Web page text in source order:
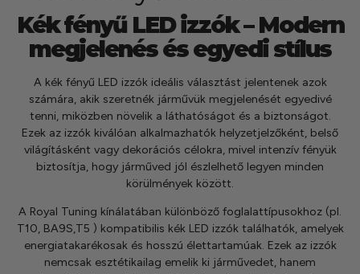
kézhez kapd a csomagod.
Kék fényű LED izzók – Modern
megjelenés és egyedi stílus
A kék fényű LED izzók ideális választást jelentenek azok
számára, akik szeretnék járművük megjelenését egyedivé
tenni, miközben növelik a láthatóságot és a biztonságot.
Ezek az izzók kiválóan alkalmazhatók helyzetjelzőként, belső
világításként vagy dekorációs célokra, mivel intenzív fényük
biztosítja, hogy járműved jól észlelhető legyen minden
körülmények között.
A Royal Tuning kínálatában különböző foglalattípusokhoz (pl.
T10, BA9S,T5 ) kompatibilis kék LED izzók találhatók, amelyek
energiatakarékosak és hosszú élettartamúak. Ezek az izzók
nemcsak esztétikailag emelik ki járművedet, hanem